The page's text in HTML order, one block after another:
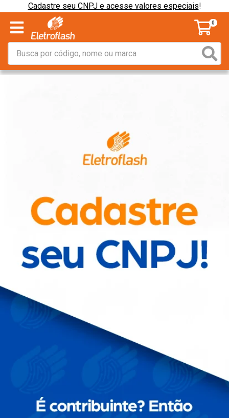
Cadastre seu CNPJ e acesse valores especiais!
0